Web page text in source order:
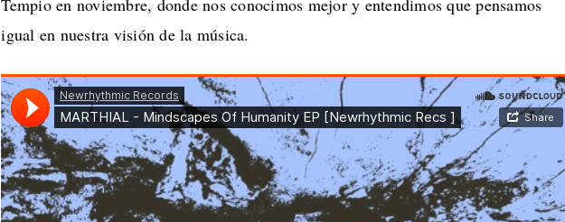
Tempio en noviembre, donde nos conocimos mejor y entendimos que pensamos
igual en nuestra visión de la música.